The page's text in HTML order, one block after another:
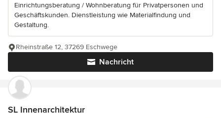
Einrichtungsberatung / Wohnberatung für Privatpersonen und
Geschäftskunden. Dienstleistung wie Materialfindung und
Gestaltung.
Nachricht
Rheinstraße 12, 37269 Eschwege
SL Innenarchitektur